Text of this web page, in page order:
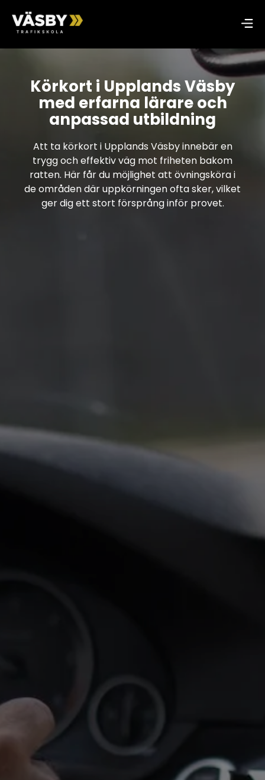
Körkort i Upplands Väsby
med erfarna lärare och
anpassad utbildning
Att ta körkort i Upplands Väsby innebär en
trygg och effektiv väg mot friheten bakom
ratten. Här får du möjlighet att övningsköra i
de områden där uppkörningen ofta sker, vilket
ger dig ett stort försprång inför provet.